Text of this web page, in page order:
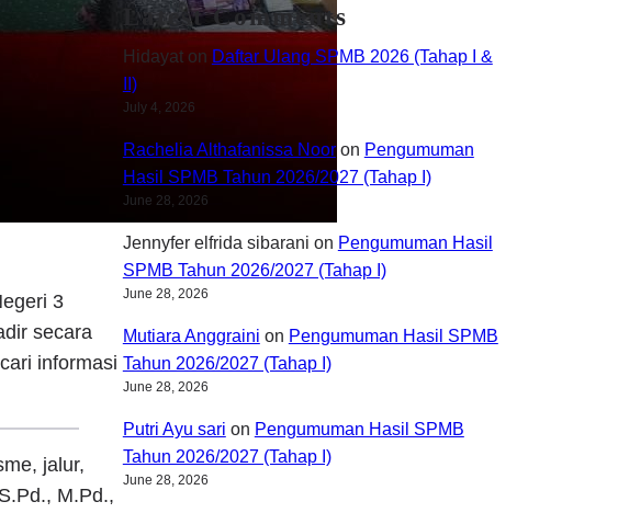
3
secara
informasi
jalur,
M.Pd.,
Latest Comments
Hidayaton Daftar Ulang SPMB 2026 (Tahap I &
II)
July 4, 2026
Rachelia Althafanissa Nooron Pengumuman
Hasil SPMB Tahun 2026/2027 (Tahap I)
June 28, 2026
Jennyfer elfrida sibarani on Pengumuman Hasil
SPMB Tahun 2026/2027 (Tahap I)
June 28, 2026
Mutiara Anggraini on Pengumuman Hasil SPMB
Tahun 2026/2027 (Tahap I)
June 28, 2026
Putri Ayu sari on Pengumuman Hasil SPMB
Tahun 2026/2027 (Tahap I)
June 28, 2026